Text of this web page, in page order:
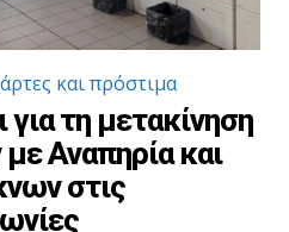
και πρόστιμα
για τη μετακίνηση
Αναπηρία και
στις